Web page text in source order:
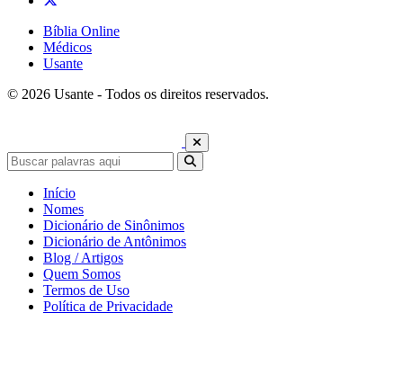
Bíblia Online
Médicos
Usante
© 2026 Usante - Todos os direitos reservados.
Início
Nomes
Dicionário de Sinônimos
Dicionário de Antônimos
Blog / Artigos
Quem Somos
Termos de Uso
Política de Privacidade